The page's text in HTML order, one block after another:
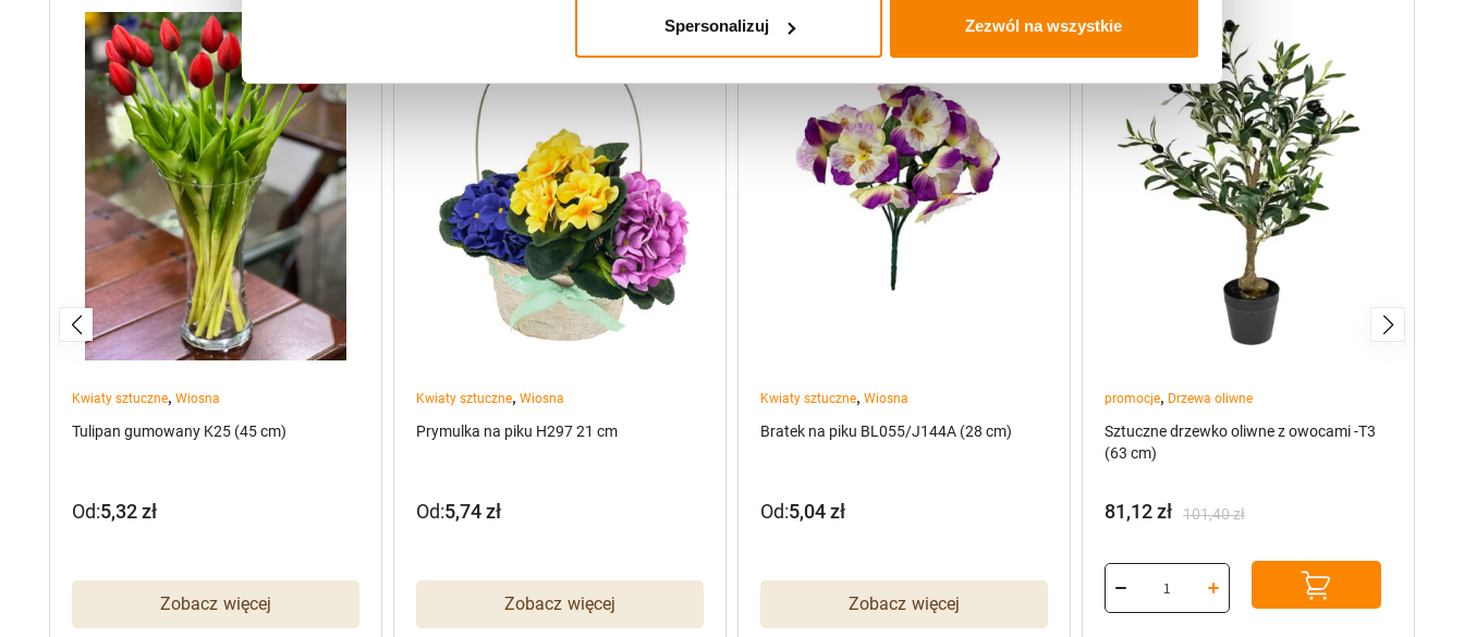
Spersonalizuj Zezwól na wszystkie
Kwiaty sztuczne, Wiosna
Tulipan gumowany K25 (45 cm)
Zobacz więcej
Od:5,32zł
Kwiaty sztuczne, Wiosna
Prymulka na piku H297 21 cm
Zobacz więcej
Od:5,74zł
Kwiaty sztuczne, Wiosna
Bratek na piku BL055/J144A (28 cm)
Zobacz więcej
Od:5,04zł
promocje, Drzewa oliwne
Sztuczne drzewko oliwne z owocami -T3
(63 cm)
101,40zł
cena
wynosiła:
101,40 zł.
81,12zł
cena
wynosi:
81,12 zł.